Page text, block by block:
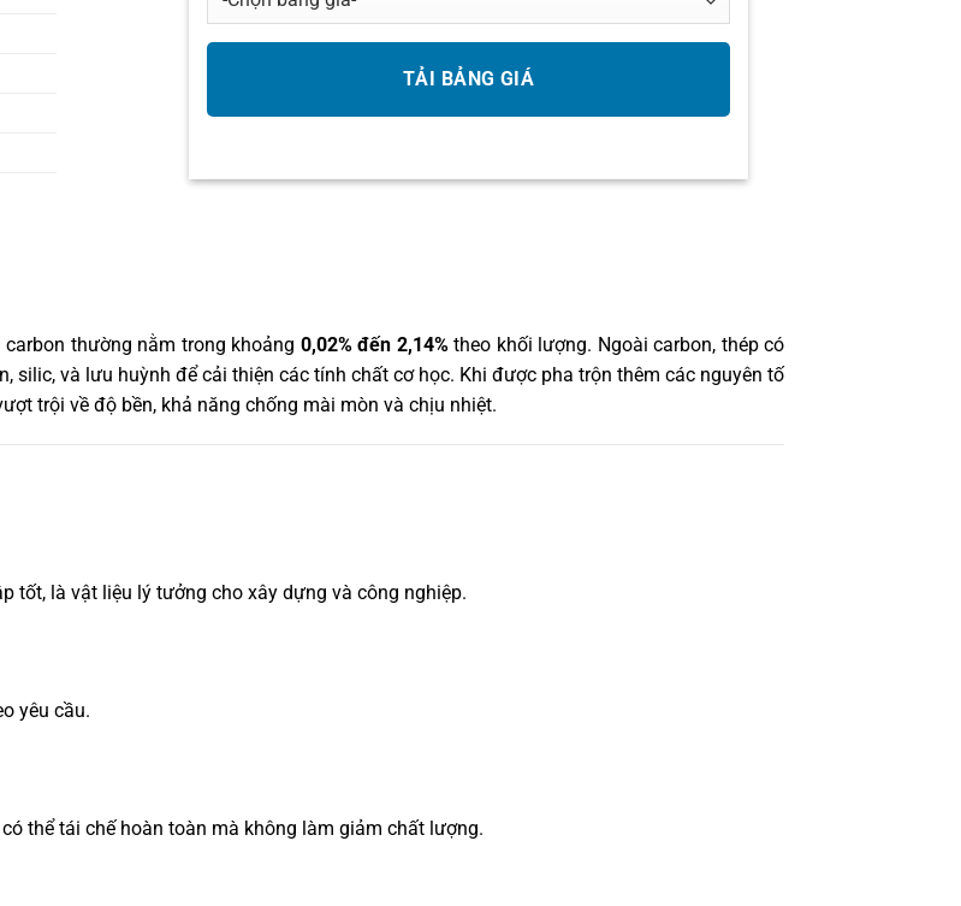
thường nằm trong khoảng 0,02% đến 2,14%theo khối lượng. Ngoài carbon, thép có
silic, và lưu huỳnh để cải thiện các tính chất cơ học. Khi được pha trộn thêm các nguyên tố
trội về độ bền, khả năng chống mài mòn và chịu nhiệt.
tốt, là vật liệu lý tưởng cho xây dựng và công nghiệp.
yêu cầu.
thể tái chế hoàn toàn mà không làm giảm chất lượng.